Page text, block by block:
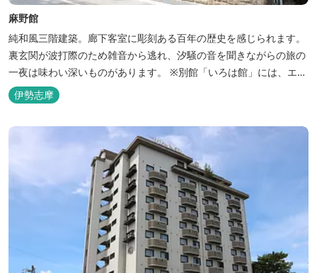
麻野館
純和風三階建築。廊下客室に彫刻ある百年の歴史を感じられます。
裏玄関が波打際のため雑音から逃れ、汐騒の音を聞きながらの旅の
一夜は味わい深いものがあります。 ※別館「いろは館」には、エイ
リアンやプレデターのリアルな模型があり、初めて見た方はビック
リしますよ。
伊勢志摩